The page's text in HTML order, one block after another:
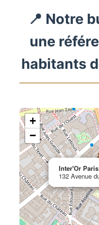
📍 Notre
une
habitants
Inter'Or Paris
132 Avenue
+
−